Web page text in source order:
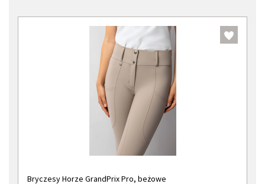
Bryczesy Horze GrandPrix Pro, beżowe